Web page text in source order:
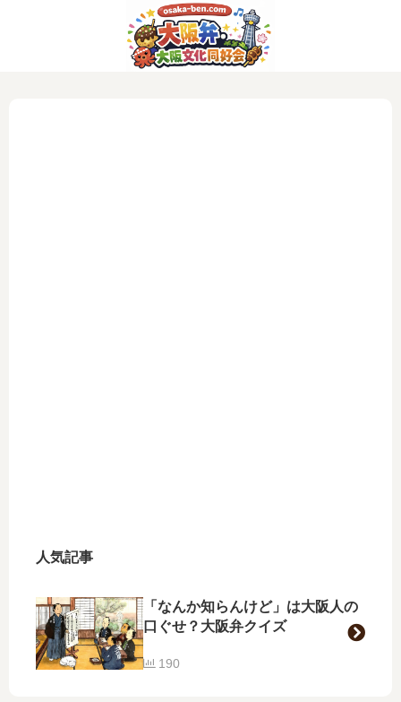
人気記事
「なんか知らんけど」は大阪人の
口ぐせ？大阪弁クイズ
190